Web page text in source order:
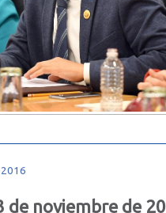
2016
de noviembre de